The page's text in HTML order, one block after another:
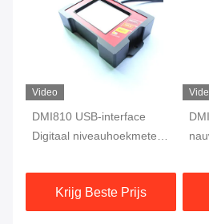
Video
DMI810 USB-interface
Digitaal niveauhoekmeter
verlengmachine
Krijg Beste Prijs